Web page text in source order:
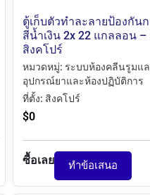
ตู้เก็บตัวทำละลายป้องกัน
สีน้ำเงิน 2x 22 แกลลอน
สิงคโปร์
หมวดหมู่: ระบบห้องคลีนรูมแ
อุปกรณ์ยาและห้องปฏิบัติการ
ที่ตั้ง: สิงคโปร์
$0
ซื้อเลย ทำข้อเสนอ